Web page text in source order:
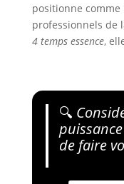
positionne
professionnels de
4 temps essence,
🔍
de faire